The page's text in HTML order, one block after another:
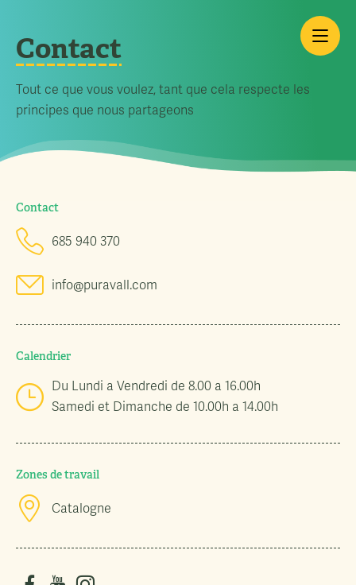
Contact
Tout ce que vous voulez, tant que cela respecte les
principes que nous partageons
Contact
685 940 370
info@puravall.com
Calendrier
Du Lundi a Vendredi de 8.00 a 16.00h
Samedi et Dimanche de 10.00h a 14.00h
Zones de travail
Catalogne